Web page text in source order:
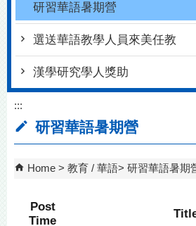
研習華語暑期營
選送華語教學人員來美任教
漢學研究學人獎助
:::
研習華語暑期營
Home 教育 / 華語 研習華語暑期
Post
Time